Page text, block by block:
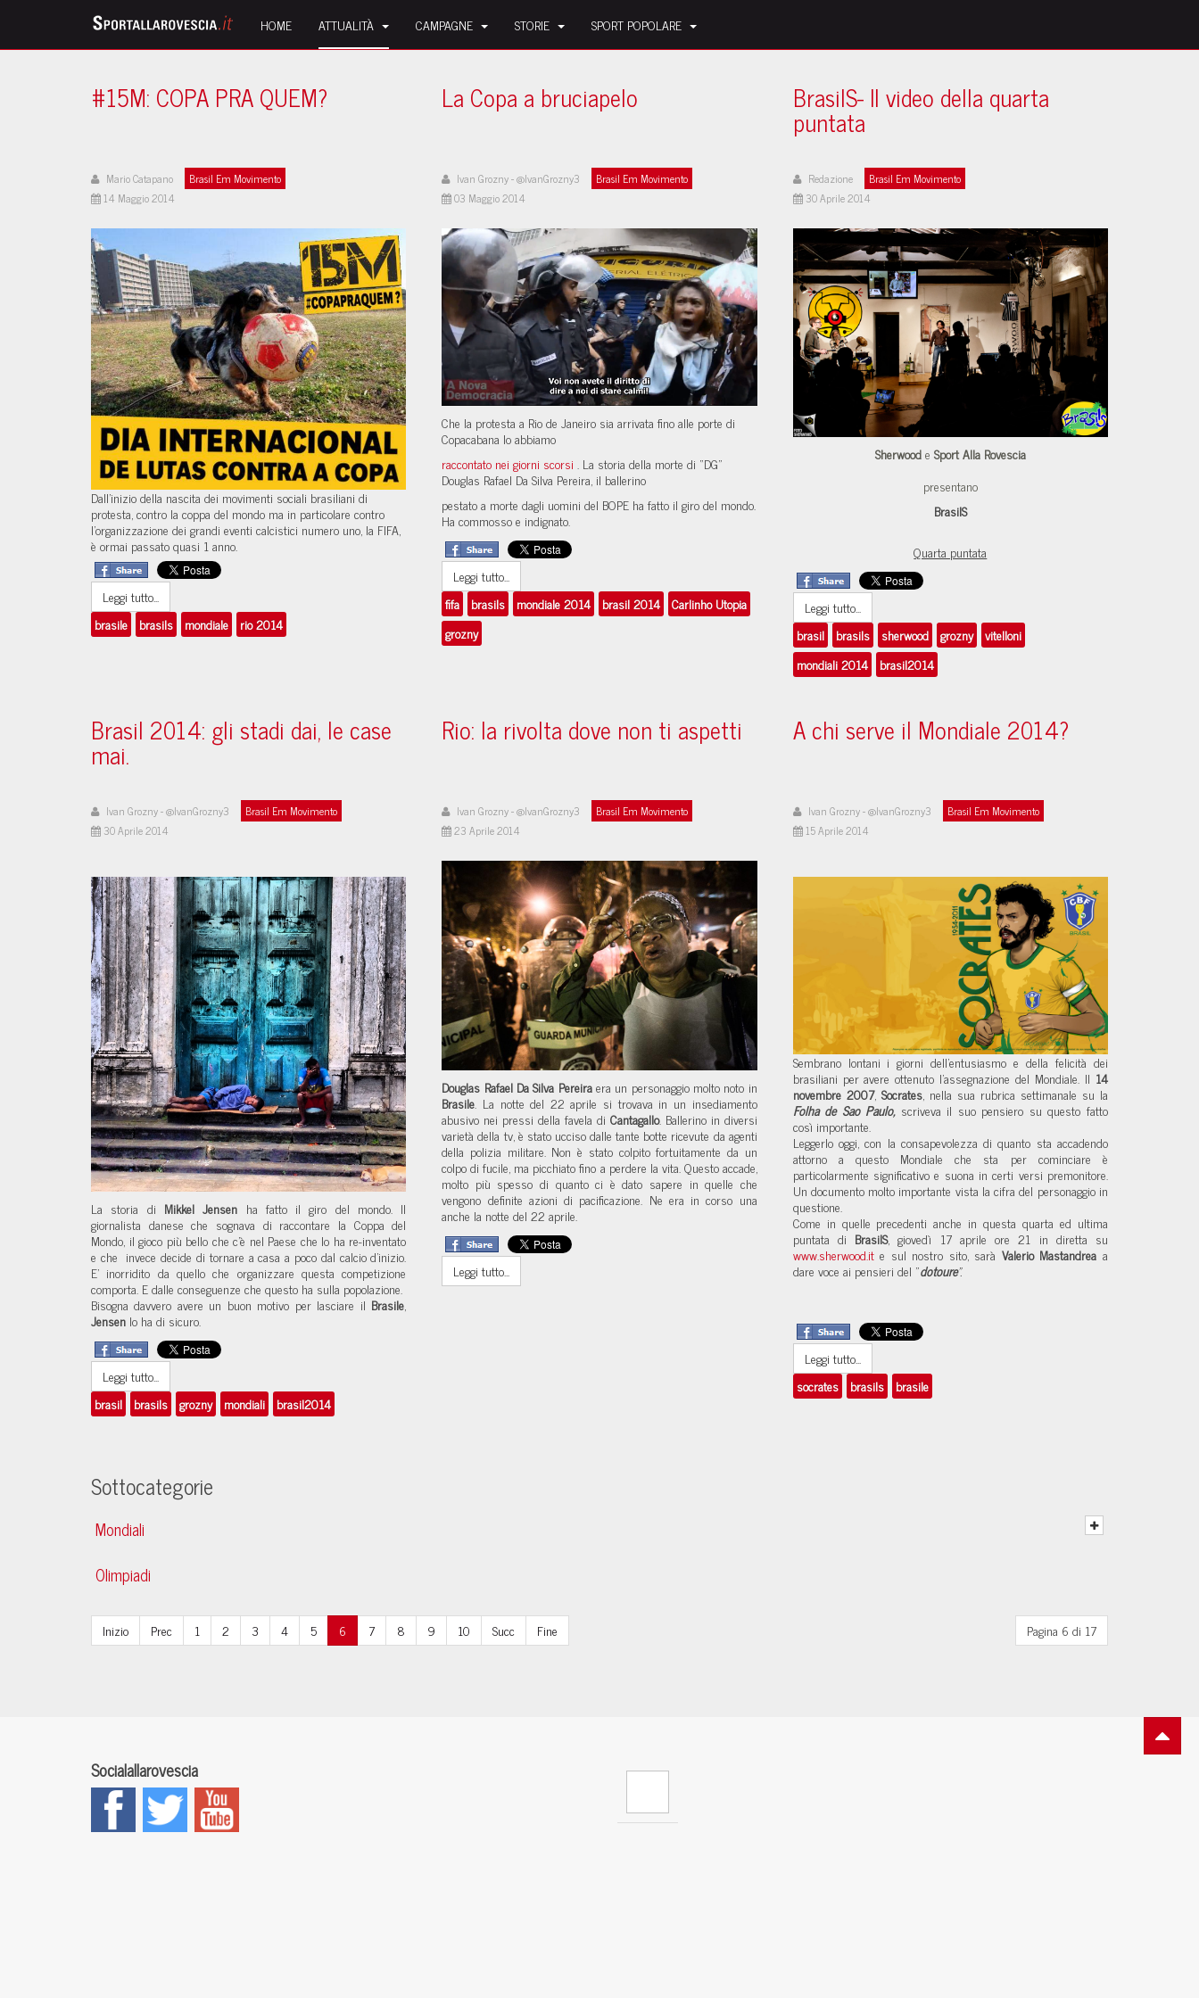
HOME ATTUALITÀ CAMPAGNE STORIE SPORT POPOLARE
#15M: COPA PRA QUEM?
Mario Catapano
Brasil Em Movimento
14 Maggio 2014
Dall'inizio della nascita dei movimenti sociali brasiliani di
protesta, contro la coppa del mondo ma in particolare contro
l'organizzazione dei grandi eventi calcistici numero uno, la FIFA,
è ormai passato quasi 1 anno.
Leggi tutto...
brasile
brasils mondiale rio 2014
La Copa a bruciapelo
Ivan Grozny - @IvanGrozny3
Brasil Em Movimento
03 Maggio 2014
Che la protesta a Rio de Janeiro sia arrivata fino alle porte di
Copacabana lo abbiamo
raccontato nei giorni scorsi . La storia della morte di “DG”
Douglas Rafael Da Silva Pereira, il ballerino
pestato a morte dagli uomini del BOPE ha fatto il giro del mondo.
Ha commosso e indignato.
Leggi tutto...
fifa brasils mondiale 2014 brasil 2014 Carlinho Utopia
grozny
BrasilS- Il video della quarta
puntata
Redazione
Brasil Em Movimento
30 Aprile 2014
Sherwoode Sport Alla Rovescia
presentano
BrasilS
Quarta puntata
Leggi tutto...
brasil brasils sherwood grozny vitelloni
mondiali 2014 brasil2014
Brasil 2014: gli stadi dai, le case
mai.
Ivan Grozny - @IvanGrozny3
Brasil Em Movimento
30 Aprile 2014
La storia di Mikkel Jensen ha fatto il giro del mondo. Il
giornalista danese che sognava di raccontare la Coppa del
Mondo, il gioco più bello che c’è nel Paese che lo ha re-inventato
e che invece decide di tornare a casa a poco dal calcio d’inizio.
E' inorridito da quello che organizzare questa competizione
comporta. E dalle conseguenze che questo ha sulla popolazione.
Bisogna davvero avere un buon motivo per lasciare il Brasile,
Jensen lo ha di sicuro.
Leggi tutto...
brasil brasils grozny mondiali brasil2014
Rio: la rivolta dove non ti aspetti
Ivan Grozny - @IvanGrozny3
Brasil Em Movimento
23 Aprile 2014
Douglas Rafael Da Silva Pereiraera un personaggio molto noto in
Brasile. La notte del 22 aprile si trovava in un insediamento
abusivo nei pressi della favela di Cantagallo. Ballerino in diversi
varietà della tv, è stato ucciso dalle tante botte ricevute da agenti
della polizia militare. Non è stato colpito fortuitamente da un
colpo di fucile, ma picchiato fino a perdere la vita. Questo accade,
molto più spesso di quanto ci è dato sapere in quelle che
vengono definite azioni di pacificazione. Ne era in corso una
anche la notte del 22 aprile.
Leggi tutto...
A chi serve il Mondiale 2014?
Ivan Grozny - @IvanGrozny3
Brasil Em Movimento
15 Aprile 2014
Sembrano lontani i giorni dell'entusiasmo e della felicità dei
brasiliani per avere ottenuto l'assegnazione del Mondiale. Il 14
novembre 2007, Socrates
Folha de Sao Paulo, scriveva il suo pensiero su questo fatto
così importante.
Leggerlo oggi, con la consapevolezza di quanto sta accadendo
attorno a questo Mondiale che sta per cominciare è
particolarmente significativo e suona in certi versi premonitore.
Un documento molto importante vista la cifra del personaggio in
questione.
Come in quelle precedenti anche in questa quarta ed ultima
puntata di BrasilS
www.sherwood.it e sul nostro sito, sarà Valerio Mastandrea a
dare voce ai pensieri del "dotoure".
Leggi tutto...
socrates
brasils brasile
Sottocategorie
Mondiali
Olimpiadi
Pagina 6 di 17
Inizio Prec 1 2 3 4 5 6 7 8 9 10 Succ Fine
Socialallarovescia